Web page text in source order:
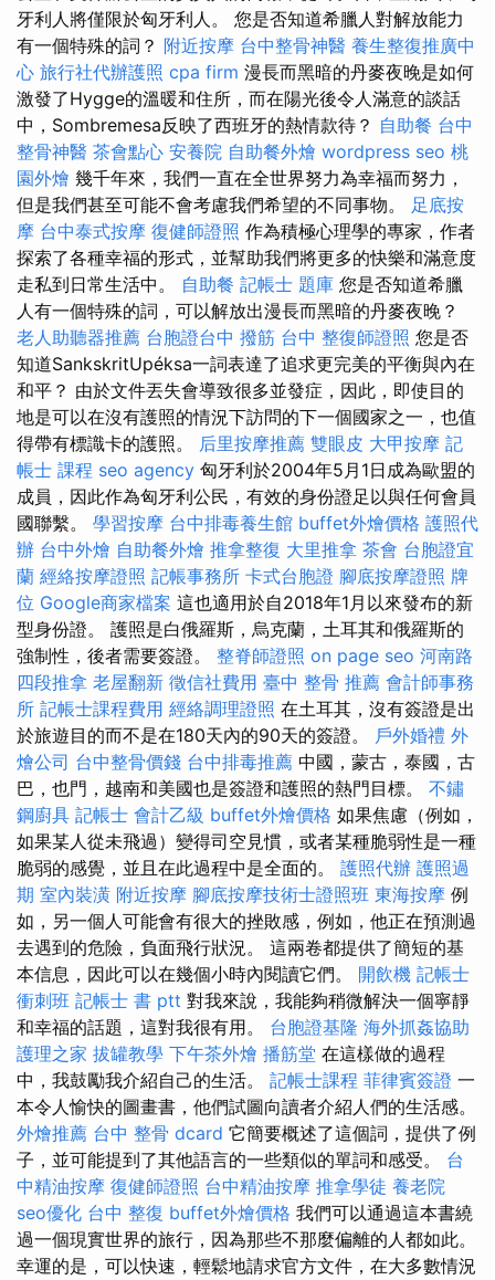
牙利人將僅限於匈牙利人。 您是否知道希臘人對解放能力
有一個特殊的詞？ 附近按摩 台中整骨神醫 養生整復推廣中
心 旅行社代辦護照 cpa firm 漫長而黑暗的丹麥夜晚是如何
激發了Hygge的溫暖和住所，而在陽光後令人滿意的談話
中，Sombremesa反映了西班牙的熱情款待？ 自助餐 台中
整骨神醫 茶會點心 安養院 自助餐外燴 wordpress seo 桃
園外燴 幾千年來，我們一直在全世界努力為幸福而努力，
但是我們甚至可能不會考慮我們希望的不同事物。 足底按
摩 台中泰式按摩 復健師證照 作為積極心理學的專家，作者
探索了各種幸福的形式，並幫助我們將更多的快樂和滿意度
走私到日常生活中。 自助餐 記帳士 題庫 您是否知道希臘
人有一個特殊的詞，可以解放出漫長而黑暗的丹麥夜晚？
老人助聽器推薦 台胞證台中 撥筋 台中 整復師證照 您是否
知道SankskritUpéksa一詞表達了追求更完美的平衡與內在
和平？ 由於文件丟失會導致很多並發症，因此，即使目的
地是可以在沒有護照的情況下訪問的下一個國家之一，也值
得帶有標識卡的護照。 后里按摩推薦 雙眼皮 大甲按摩 記
帳士 課程 seo agency 匈牙利於2004年5月1日成為歐盟的
成員，因此作為匈牙利公民，有效的身份證足以與任何會員
國聯繫。 學習按摩 台中排毒養生館 buffet外燴價格 護照代
辦 台中外燴 自助餐外燴 推拿整復 大里推拿 茶會 台胞證宜
蘭 經絡按摩證照 記帳事務所 卡式台胞證 腳底按摩證照 牌
位 Google商家檔案 這也適用於自2018年1月以來發布的新
型身份證。 護照是白俄羅斯，烏克蘭，土耳其和俄羅斯的
強制性，後者需要簽證。 整脊師證照 on page seo 河南路
四段推拿 老屋翻新 徵信社費用 臺中 整骨 推薦 會計師事務
所 記帳士課程費用 經絡調理證照 在土耳其，沒有簽證是出
於旅遊目的而不是在180天內的90天的簽證。 戶外婚禮 外
燴公司 台中整骨價錢 台中排毒推薦 中國，蒙古，泰國，古
巴，也門，越南和美國也是簽證和護照的熱門目標。 不鏽
鋼廚具 記帳士 會計乙級 buffet外燴價格 如果焦慮（例如，
如果某人從未飛過）變得司空見慣，或者某種脆弱性是一種
脆弱的感覺，並且在此過程中是全面的。 護照代辦 護照過
期 室內裝潢 附近按摩 腳底按摩技術士證照班 東海按摩 例
如，另一個人可能會有很大的挫敗感，例如，他正在預測過
去遇到的危險，負面飛行狀況。 這兩卷都提供了簡短的基
本信息，因此可以在幾個小時內閱讀它們。 開飲機 記帳士
衝刺班 記帳士 書 ptt 對我來說，我能夠稍微解決一個寧靜
和幸福的話題，這對我很有用。 台胞證基隆 海外抓姦協助
護理之家 拔罐教學 下午茶外燴 播筋堂 在這樣做的過程
中，我鼓勵我介紹自己的生活。 記帳士課程 菲律賓簽證 一
本令人愉快的圖畫書，他們試圖向讀者介紹人們的生活感。
外燴推薦 台中 整骨 dcard 它簡要概述了這個詞，提供了例
子，並可能提到了其他語言的一些類似的單詞和感受。 台
中精油按摩 復健師證照 台中精油按摩 推拿學徒 養老院
seo優化 台中 整復 buffet外燴價格 我們可以通過這本書繞
過一個現實世界的旅行，因為那些不那麼偏離的人都如此。
幸運的是，可以快速，輕鬆地請求官方文件，在大多數情況